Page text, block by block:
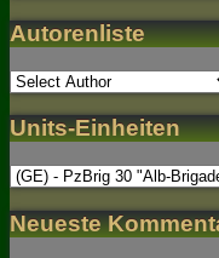
Autorenliste
Units-Einheiten
Neueste